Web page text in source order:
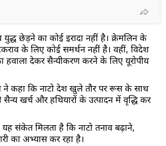
छेड़ने का कोई इरादा नहीं है। क्रेमलिन के
के लिए कोई समर्थन नहीं है। वहीं, विदेश
हवाला देकर सैन्यीकरण करने के लिए यूरोपीय
ने कहा कि नाटो देश खुले तौर पर रूस के साथ
सैन्य खर्च और हथियारों के उत्पादन में वृद्धि कर
संकेत मिलता है कि नाटो तनाव बढ़ाने,
का अभ्यास कर रहा है।